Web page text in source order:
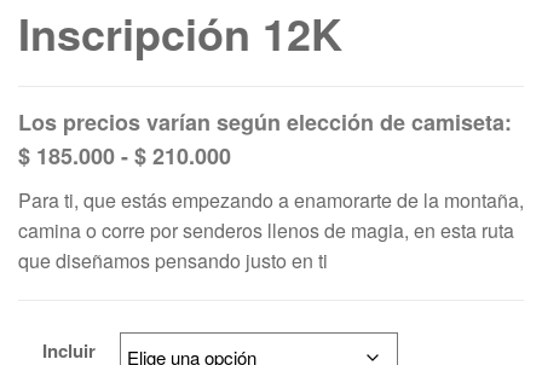
Inscripción 12K
$ 185.000-$210.000
Para ti, que estás empezando a enamorarte de la montaña,
camina o corre por senderos llenos de magia, en esta ruta
que diseñamos pensando justo en ti
Incluir